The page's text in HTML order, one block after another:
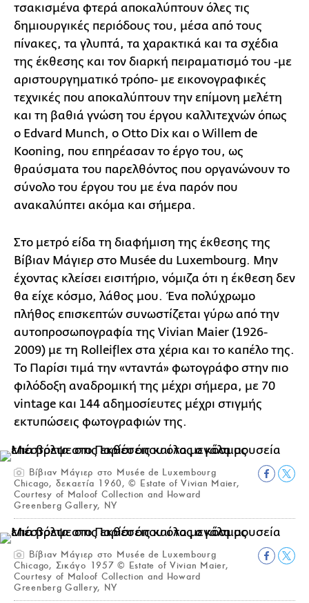
τσακισμένα φτερά αποκαλύπτουν όλες τις
δημιουργικές περιόδους του, μέσα από τους
πίνακες, τα γλυπτά, τα χαρακτικά και τα σχέδια
της έκθεσης και τον διαρκή πειραματισμό του -με
αριστουργηματικό τρόπο- με εικονογραφικές
τεχνικές που αποκαλύπτουν την επίμονη μελέτη
και τη βαθιά γνώση του έργου καλλιτεχνών όπως
ο Edvard Munch, ο Otto Dix και ο Willem de
Kooning, που επηρέασαν το έργο του, ως
θραύσματα του παρελθόντος που οργανώνουν το
σύνολο του έργου του με ένα παρόν που
ανακαλύπτει ακόμα και σήμερα.
Στο μετρό είδα τη διαφήμιση της έκθεσης της
Βίβιαν Μάγιερ στο Μusée du Luxembourg. Μην
έχοντας κλείσει εισιτήριο, νόμιζα ότι η έκθεση δεν
θα είχε κόσμο, λάθος μου. Ένα πολύχρωμο
πλήθος επισκεπτών συνωστίζεται γύρω από την
αυτοπροσωπογραφία της Vivian Maier (1926-
2009) με τη Rolleiflex στα χέρια και το καπέλο της.
Το Παρίσι τιμά την «νταντά» φωτογράφο στην πιο
φιλόδοξη αναδρομική της μέχρι σήμερα, με 70
vintage και 144 αδημοσίευτες μέχρι στιγμής
εκτυπώσεις φωτογραφιών της.
Βίβιαν Μάγιερ στο Musée de Luxembourg
Chicago, δεκαετία 1960, © Estate of Vivian Maier,
Courtesy of Maloof Collection and Howard
Greenberg Gallery, NY
Βίβιαν Μάγιερ στο Musée de Luxembourg
Chicago, Σικάγο 1957 © Estate of Vivian Maier,
Courtesy of Maloof Collection and Howard
Greenberg Gallery, NY